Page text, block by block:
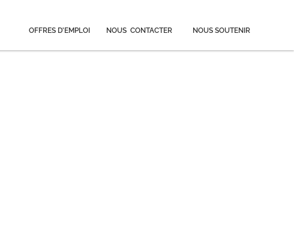
OFFRES D’EMPLOI NOUS CONTACTER NOUS SOUTENIR